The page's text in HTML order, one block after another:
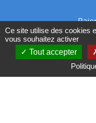
Ce site utilise des cookies
vous souhaitez activer
Tout accepter